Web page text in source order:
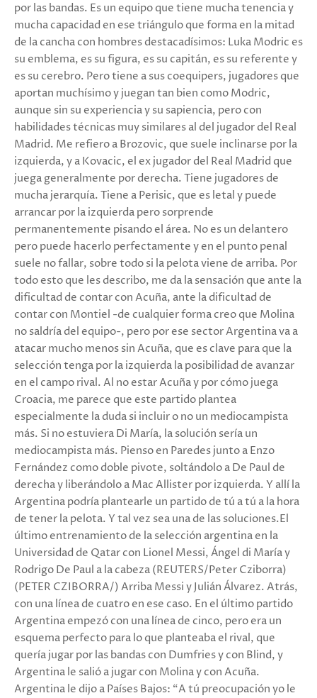
por las bandas. Es un equipo que tiene mucha tenencia y
mucha capacidad en ese triángulo que forma en la mitad
de la cancha con hombres destacadísimos: Luka Modric es
su emblema, es su figura, es su capitán, es su referente y
es su cerebro. Pero tiene a sus coequipers, jugadores que
aportan muchísimo y juegan tan bien como Modric,
aunque sin su experiencia y su sapiencia, pero con
habilidades técnicas muy similares al del jugador del Real
Madrid. Me refiero a Brozovic, que suele inclinarse por la
izquierda, y a Kovacic, el ex jugador del Real Madrid que
juega generalmente por derecha. Tiene jugadores de
mucha jerarquía. Tiene a Perisic, que es letal y puede
arrancar por la izquierda pero sorprende
permanentemente pisando el área. No es un delantero
pero puede hacerlo perfectamente y en el punto penal
suele no fallar, sobre todo si la pelota viene de arriba. Por
todo esto que les describo, me da la sensación que ante la
dificultad de contar con Acuña, ante la dificultad de
contar con Montiel -de cualquier forma creo que Molina
no saldría del equipo-, pero por ese sector Argentina va a
atacar mucho menos sin Acuña, que es clave para que la
selección tenga por la izquierda la posibilidad de avanzar
en el campo rival. Al no estar Acuña y por cómo juega
Croacia, me parece que este partido plantea
especialmente la duda si incluir o no un mediocampista
más. Si no estuviera Di María, la solución sería un
mediocampista más. Pienso en Paredes junto a Enzo
Fernández como doble pivote, soltándolo a De Paul de
derecha y liberándolo a Mac Allister por izquierda. Y allí la
Argentina podría plantearle un partido de tú a tú a la hora
de tener la pelota. Y tal vez sea una de las soluciones.El
último entrenamiento de la selección argentina en la
Universidad de Qatar con Lionel Messi, Ángel di María y
Rodrigo De Paul a la cabeza (REUTERS/Peter Cziborra)
(PETER CZIBORRA/) Arriba Messi y Julián Álvarez. Atrás,
con una línea de cuatro en ese caso. En el último partido
Argentina empezó con una línea de cinco, pero era un
esquema perfecto para lo que planteaba el rival, que
quería jugar por las bandas con Dumfries y con Blind, y
Argentina le salió a jugar con Molina y con Acuña.
Argentina le dijo a Países Bajos: “A tú preocupación yo le